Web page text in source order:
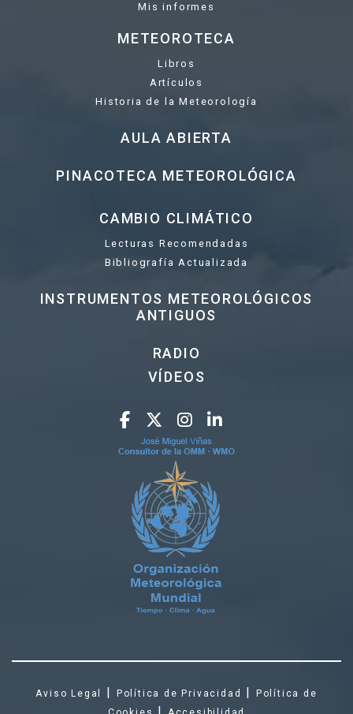
Mis informes
METEOROTECA
Libros
Artículos
Historia de la Meteorología
AULA ABIERTA
PINACOTECA METEOROLÓGICA
CAMBIO CLIMÁTICO
Lecturas Recomendadas
Bibliografía Actualizada
INSTRUMENTOS METEOROLÓGICOS
ANTIGUOS
RADIO
VÍDEOS
Aviso Legal | Política de Privacidad |
Política de